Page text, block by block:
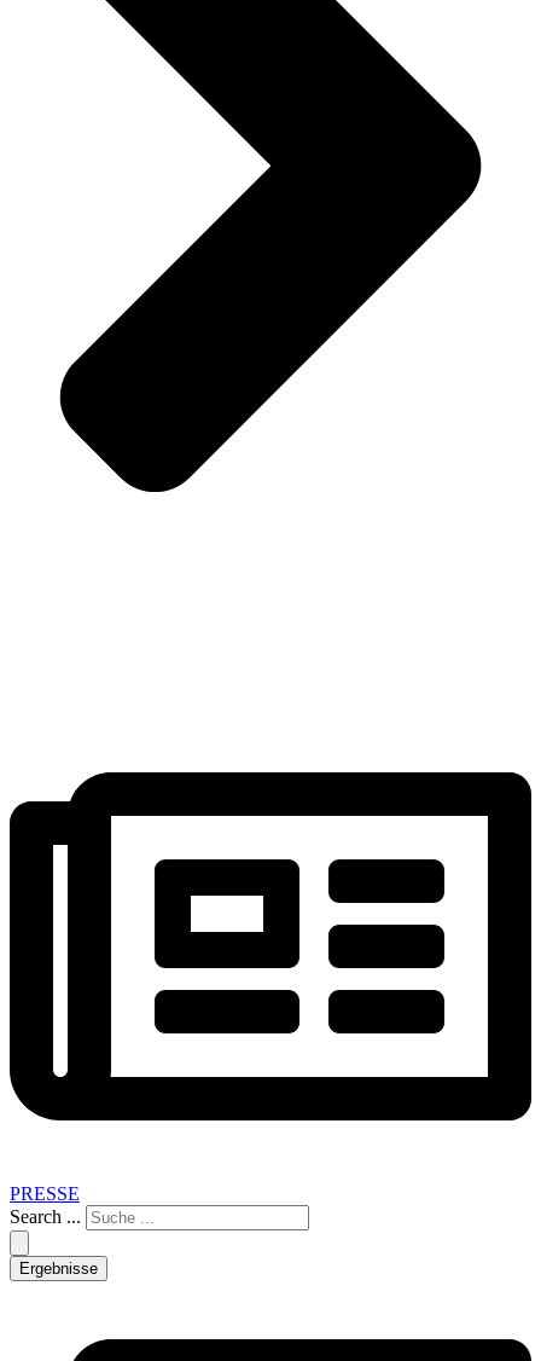
PRESSE
Search ...
Ergebnisse